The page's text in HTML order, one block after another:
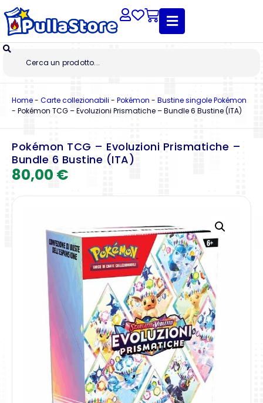
Home- Carte collezionabili - Pokémon - Bustine singole Pokémon
- Pokémon TCG – Evoluzioni Prismatiche – Bundle 6 Bustine (ITA)
Pokémon TCG – Evoluzioni Prismatiche –
Bundle 6 Bustine (ITA)
80,00 €